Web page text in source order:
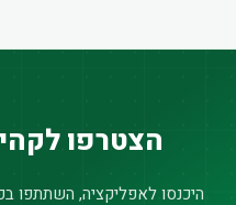
הצטרפו
היכנסו לאפליקציה, השתתפו